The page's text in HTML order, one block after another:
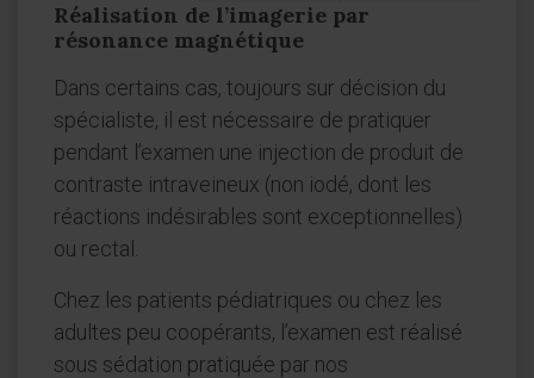
Réalisation de l’imagerie par
résonance magnétique
Dans certains cas, toujours sur décision du
spécialiste, il est nécessaire de pratiquer
pendant l’examen une injection de produit de
contraste intraveineux (non iodé, dont les
réactions indésirables sont exceptionnelles)
ou rectal.
Chez les patients pédiatriques ou chez les
adultes peu coopérants, l’examen est réalisé
sous sédation pratiquée par nos